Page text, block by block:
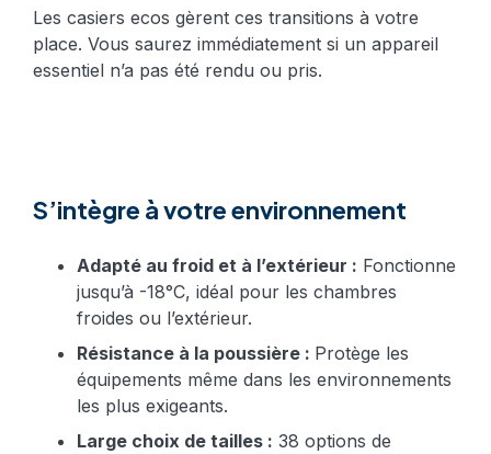
Les casiers ecos gèrent ces transitions à votre
place. Vous saurez immédiatement si un appareil
essentiel n’a pas été rendu ou pris.
S’intègre à votre environnement
Adapté au froid et à l’extérieur : Fonctionne
jusqu’à -18°C, idéal pour les chambres
froides ou l’extérieur.
Résistance à la poussière : Protège les
équipements même dans les environnements
les plus exigeants.
Large choix de tailles : 38 options de